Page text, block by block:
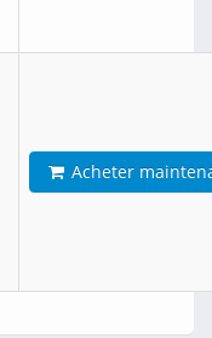
Acheter